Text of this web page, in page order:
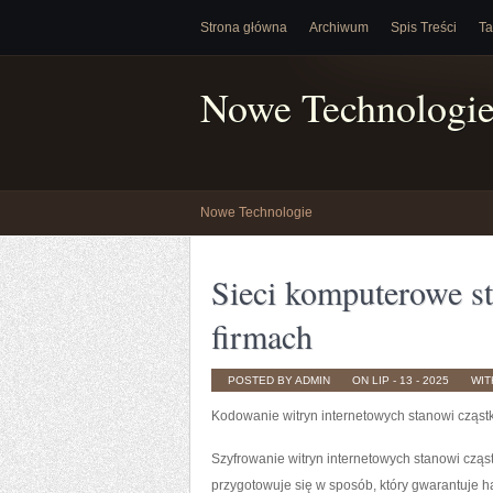
Strona główna Archiwum Spis Treści
Nowe
Nowe Technologie
Sieci komputerowe
firmach
POSTED BY ADMIN ON LIP - 13 - 2025
Kodowanie witryn internetowych stanowi
Szyfrowanie witryn internetowych stanowi
przygotowuje się w sposób, który gwarantuje